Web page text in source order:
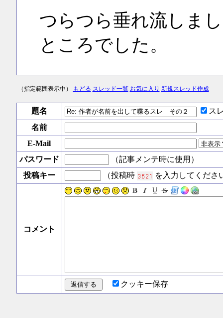
つらつら垂れ流しま
ところでした。
（指定範囲表示中） もどる スレッド一覧 お気に入り 新規スレッド作成
題名
ス
名前
E-Mail
パスワード
（記事メンテ時に使用）
投稿キー
（投稿時 を入力してくださ
コメント
クッキー保存